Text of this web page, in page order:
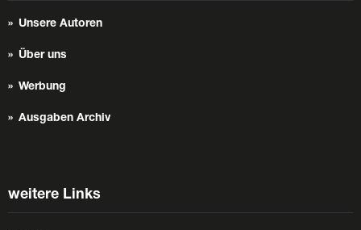
Unsere Autoren
Über uns
Werbung
Ausgaben Archiv
weitere Links